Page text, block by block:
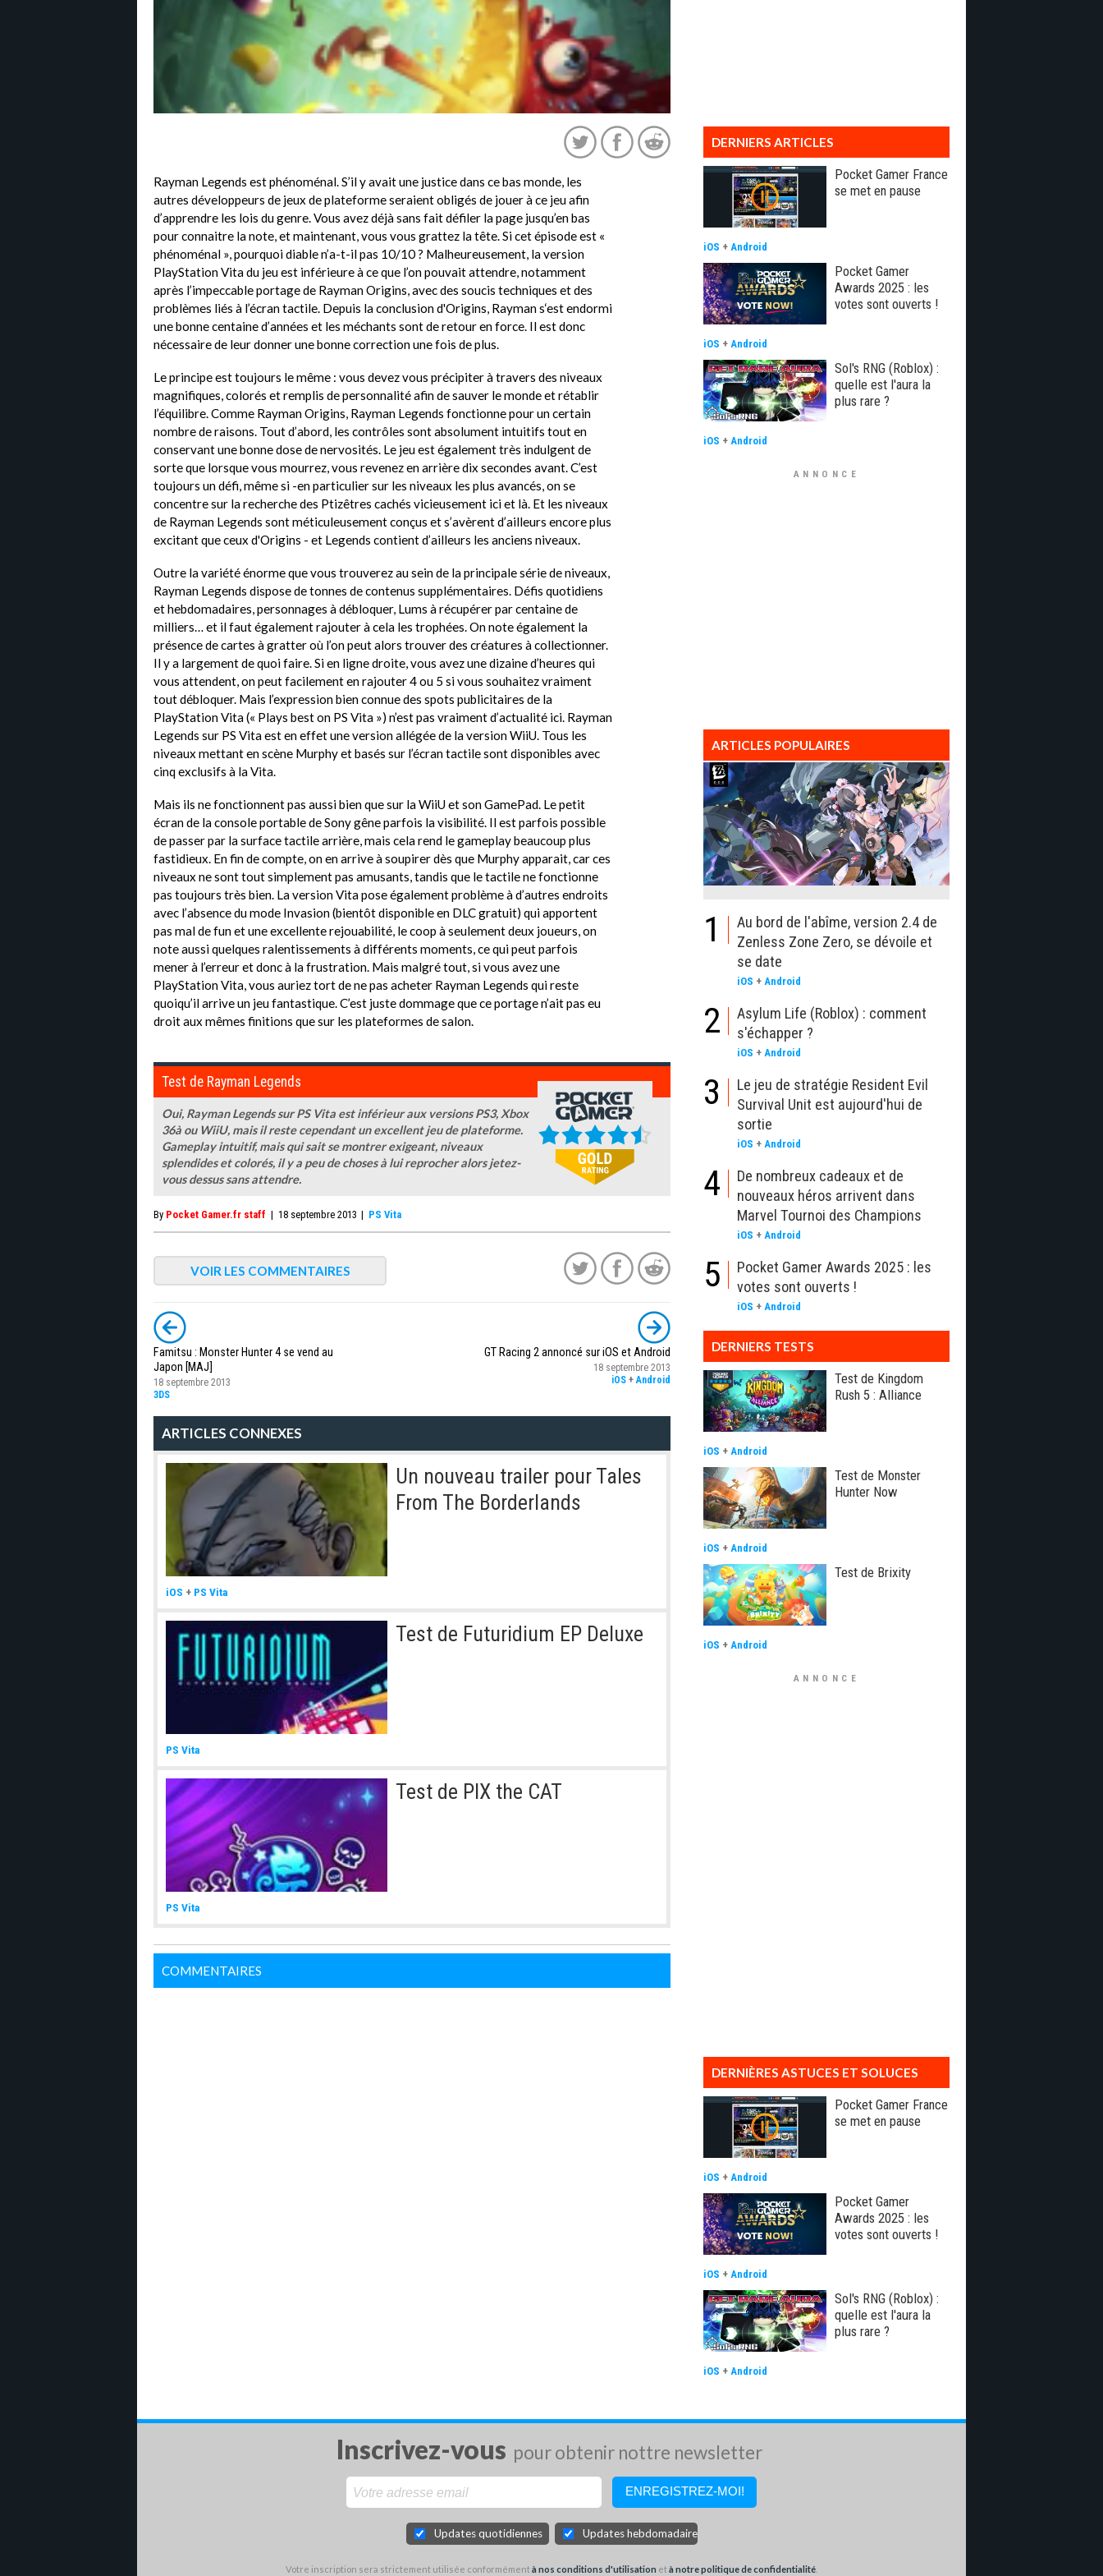
Rayman Legends est phénoménal. S’il y avait une justice dans ce bas monde, les
autres développeurs de jeux de plateforme seraient obligés de jouer à ce jeu afin
d’apprendre les lois du genre. Vous avez déjà sans fait défiler la page jusqu’en bas
pour connaitre la note, et maintenant, vous vous grattez la tête. Si cet épisode est «
phénoménal », pourquoi diable n’a-t-il pas 10/10 ? Malheureusement, la version
PlayStation Vita du jeu est inférieure à ce que l’on pouvait attendre, notamment
après l’impeccable portage de Rayman Origins, avec des soucis techniques et des
problèmes liés à l’écran tactile. Depuis la conclusion d'Origins, Rayman s‘est endormi
une bonne centaine d’années et les méchants sont de retour en force. Il est donc
nécessaire de leur donner une bonne correction une fois de plus.
Le principe est toujours le même : vous devez vous précipiter à travers des niveaux
magnifiques, colorés et remplis de personnalité afin de sauver le monde et rétablir
l’équilibre. Comme Rayman Origins, Rayman Legends fonctionne pour un certain
nombre de raisons. Tout d’abord, les contrôles sont absolument intuitifs tout en
conservant une bonne dose de nervosités. Le jeu est également très indulgent de
sorte que lorsque vous mourrez, vous revenez en arrière dix secondes avant. C’est
toujours un défi, même si -en particulier sur les niveaux les plus avancés, on se
concentre sur la recherche des Ptizêtres cachés vicieusement ici et là. Et les niveaux
de Rayman Legends sont méticuleusement conçus et s’avèrent d’ailleurs encore plus
excitant que ceux d'Origins - et Legends contient d’ailleurs les anciens niveaux.
Outre la variété énorme que vous trouverez au sein de la principale série de niveaux,
Rayman Legends dispose de tonnes de contenus supplémentaires. Défis quotidiens
et hebdomadaires, personnages à débloquer, Lums à récupérer par centaine de
milliers… et il faut également rajouter à cela les trophées. On note également la
présence de cartes à gratter où l’on peut alors trouver des créatures à collectionner.
Il y a largement de quoi faire. Si en ligne droite, vous avez une dizaine d’heures qui
vous attendent, on peut facilement en rajouter 4 ou 5 si vous souhaitez vraiment
tout débloquer. Mais l’expression bien connue des spots publicitaires de la
PlayStation Vita (« Plays best on PS Vita ») n’est pas vraiment d’actualité ici. Rayman
Legends sur PS Vita est en effet une version allégée de la version WiiU. Tous les
niveaux mettant en scène Murphy et basés sur l’écran tactile sont disponibles avec
cinq exclusifs à la Vita.
Mais ils ne fonctionnent pas aussi bien que sur la WiiU et son GamePad. Le petit
écran de la console portable de Sony gêne parfois la visibilité. Il est parfois possible
de passer par la surface tactile arrière, mais cela rend le gameplay beaucoup plus
fastidieux. En fin de compte, on en arrive à soupirer dès que Murphy apparait, car ces
niveaux ne sont tout simplement pas amusants, tandis que le tactile ne fonctionne
pas toujours très bien. La version Vita pose également problème à d’autres endroits
avec l’absence du mode Invasion (bientôt disponible en DLC gratuit) qui apportent
pas mal de fun et une excellente rejouabilité, le coop à seulement deux joueurs, on
note aussi quelques ralentissements à différents moments, ce qui peut parfois
mener à l’erreur et donc à la frustration. Mais malgré tout, si vous avez une
PlayStation Vita, vous auriez tort de ne pas acheter Rayman Legends qui reste
quoiqu’il arrive un jeu fantastique. C’est juste dommage que ce portage n’ait pas eu
droit aux mêmes finitions que sur les plateformes de salon.
Test de Rayman Legends
Oui, Rayman Legends sur PS Vita est inférieur aux versions PS3, Xbox
36à ou WiiU, mais il reste cependant un excellent jeu de plateforme.
Gameplay intuitif, mais qui sait se montrer exigeant, niveaux
splendides et colorés, il y a peu de choses à lui reprocher alors jetez-
vous dessus sans attendre.
By Pocket Gamer.fr staff | 18 septembre 2013 | PS Vita
VOIR LES COMMENTAIRES
Famitsu : Monster Hunter 4 se vend au
Japon [MAJ]
18 septembre 2013
3DS
GT Racing 2 annoncé sur iOS et Android
18 septembre 2013
iOS +Android
ARTICLES CONNEXES
Un nouveau trailer pour Tales
From The Borderlands
iOS + PS Vita
Test de Futuridium EP Deluxe
PS Vita
Test de PIX the CAT
PS Vita
COMMENTAIRES
DERNIERS ARTICLES
Pocket Gamer France
se met en pause
iOS + Android
Pocket Gamer
Awards 2025 : les
votes sont ouverts !
iOS + Android
Sol's RNG (Roblox) :
quelle est l'aura la
plus rare ?
iOS + Android
ANNONCE
ARTICLES POPULAIRES
1
Au bord de l'abîme, version 2.4 de
Zenless Zone Zero, se dévoile et
se date
iOS + Android
2
Asylum Life (Roblox) : comment
s'échapper ?
iOS + Android
3
Le jeu de stratégie Resident Evil
Survival Unit est aujourd'hui de
sortie
iOS + Android
4
De nombreux cadeaux et de
nouveaux héros arrivent dans
Marvel Tournoi des Champions
iOS + Android
5
Pocket Gamer Awards 2025 : les
votes sont ouverts !
iOS + Android
DERNIERS TESTS
Test de Kingdom
Rush 5 : Alliance
iOS + Android
Test de Monster
Hunter Now
iOS + Android
Test de Brixity
iOS + Android
ANNONCE
DERNIÈRES ASTUCES ET SOLUCES
Pocket Gamer France
se met en pause
iOS + Android
Pocket Gamer
Awards 2025 : les
votes sont ouverts !
iOS + Android
Sol's RNG (Roblox) :
quelle est l'aura la
plus rare ?
iOS + Android
Inscrivez-vous pour obtenir nottre newsletter
Updates quotidiennes Updates hebdomadaires
Votre inscription sera strictement utilisée conformémentà nos conditions d'utilisation età notre politique de confidentialité